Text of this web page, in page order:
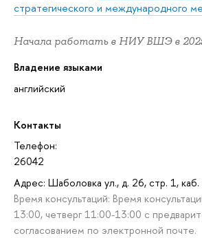
стратегического и международного
Начала работать в НИУ ВШЭ в
Владение языками
английский
Контакты
Телефон:
26042
Адрес: Шаболовка ул., д. 26, стр. 1,
Время консультаций: Время
13:00, четверг 11:00-13:00 с
согласованием по электронной почте.